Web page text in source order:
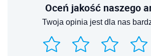
Oceń jakość naszego
Twoja opinia jest dla nas